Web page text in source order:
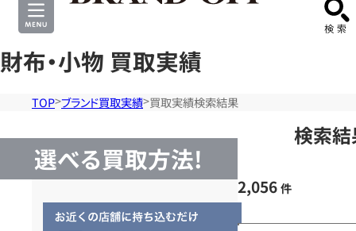
財布・小物 買取実績
TOP ブランド買取実績 買取実績検索結果
選べる買取方法!
検索
2,056 件